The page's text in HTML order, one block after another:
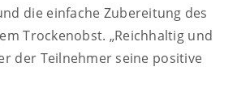
die einfache Zubereitung des
Trockenobst. „Reichhaltig und
der Teilnehmer seine positive